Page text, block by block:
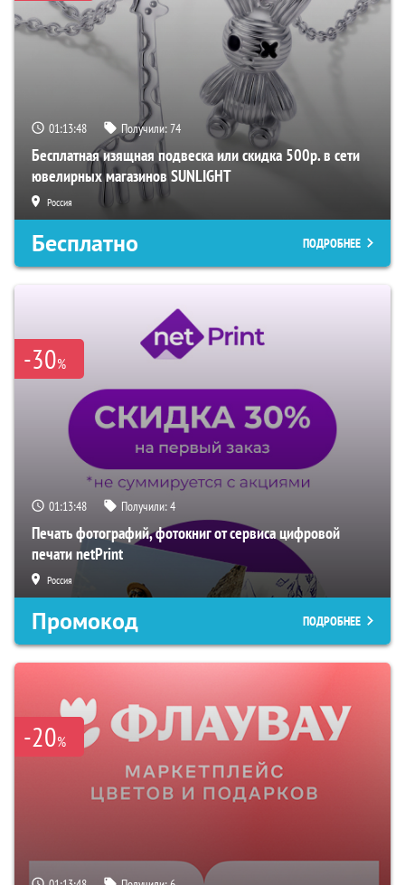
01:13:47 Получили:74
Бесплатная изящная подвеска или скидка 500р. в сети
ювелирных магазинов SUNLIGHT
Россия
Бесплатно ПОДРОБНЕЕ
-30%
01:13:47 Получили:4
Печать фотографий, фотокниг от сервиса цифровой
печати netPrint
Россия
Промокод ПОДРОБНЕЕ
-20%